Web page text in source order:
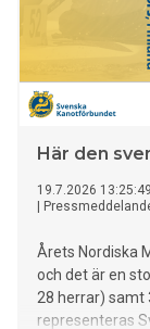
Här den
19.7.2026
Årets Nordiska
och det är en
28 herrar) samt
representeras